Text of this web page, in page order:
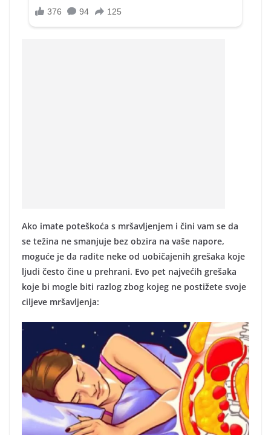
Ako imate poteškoća s mršavljenjem i čini vam se da
se težina ne smanjuje bez obzira na vaše napore,
moguće je da radite neke od uobičajenih grešaka koje
ljudi često čine u prehrani. Evo pet najvećih grešaka
koje bi mogle biti razlog zbog kojeg ne postižete svoje
ciljeve mršavljenja: